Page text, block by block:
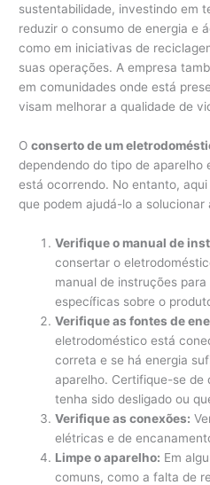
sustentabilidade, investindo em
reduzir o consumo de energia e
como em iniciativas de
suas operações. A empresa
em comunidades onde está
visam melhorar a qualidade de
Oconserto de um
dependendo do tipo de aparelho
está ocorrendo. No entanto,
que podem ajudá-lo a solucionar
Verifique o manual de
consertar o
manual de instruções
específicas sobre o
Verifique as fontes de
eletrodoméstico está
correta e se há energia
aparelho. Certifique-se de
tenha sido desligado ou
Verifique as conexões:
elétricas e de
Limpe o aparelho: Em
comuns, como a falta de